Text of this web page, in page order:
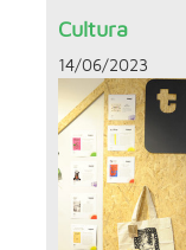
Cultura
14/06/2023